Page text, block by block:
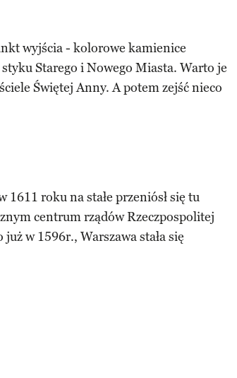
wyjścia - kolorowe kamienice
Starego i Nowego Miasta. Warto je
Świętej Anny. A potem zejść nieco
roku na stałe przeniósł się tu
centrum rządów Rzeczpospolitej
w 1596r., Warszawa stała się